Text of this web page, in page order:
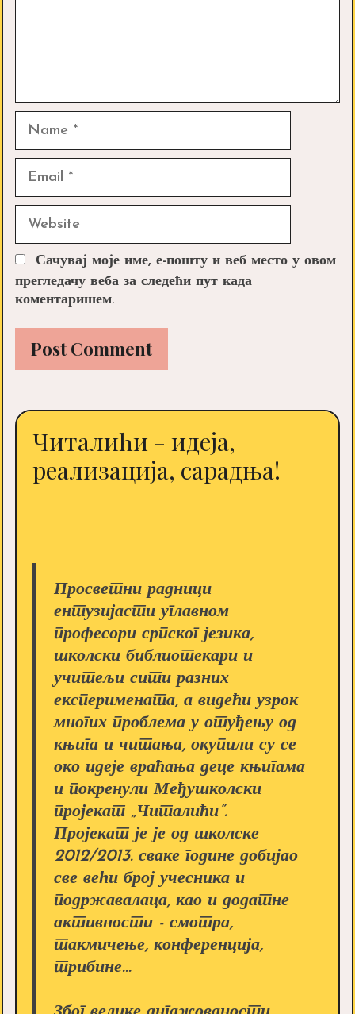
Website
Сачувај моје име, е-пошту и веб место у овом
прегледачу веба за следећи пут када
коментаришем.
Читалићи - идеја,
реализација, сарадња!
Просветни радници
ентузијасти углавном
професори српског језика,
школски библиотекари и
учитељи сити разних
експеримената, а видећи узрок
многих проблема у отуђењу од
књига и читања, окупили су се
око идеје враћања деце књигама
и покренули Међушколски
пројекат „Читалићи”.
Пројекат је је од школске
2012/2013. сваке године добијао
све већи број учесника и
подржавалаца, као и додатне
активности - смотра,
такмичење, конференција,
трибине...